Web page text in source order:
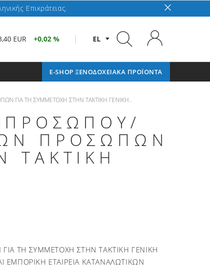
Επικράτειας.
EL
EUR 0,02 %
E-SHOP ΞΕΝΟΔΟΧΕΙΑΚΑ ΠΡΟΪΟΝΤΑ
ΓΙΑ ΤΗ ΣΥΜΜΕΤΟΧΗ ΣΤΗΝ ΤΑΚΤΙΚΗ ΓΕΝΙΚΗ..
ΠΡΟΣΩΠΩΝ
ΤΑΚΤΙΚΗ
ΤΗ ΣΥΜΜΕΤΟΧΗ ΣΤΗΝ ΤΑΚΤΙΚΗ ΓΕΝΙΚΗ
ΕΤΑΙΡΕΙΑ ΚΑΤΑΝΑΛΩΤΙΚΩΝ